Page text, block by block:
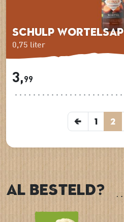
0,75 liter
Schulp Wortelsap
3,99
1 2
Al besteld?